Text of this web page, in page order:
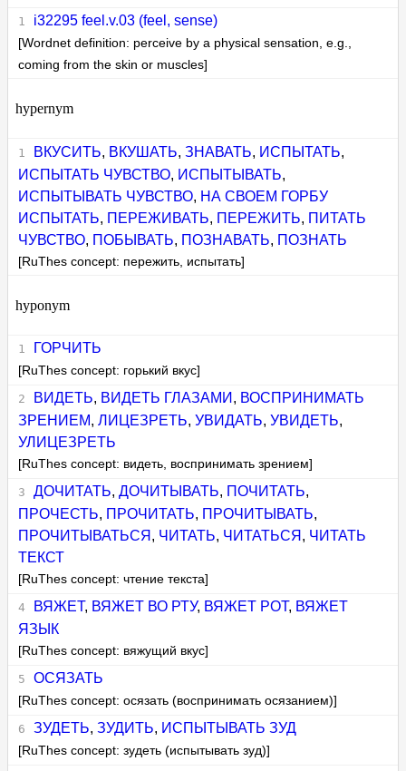
i32295 feel.v.03 (feel, sense)
[Wordnet definition: perceive by a physical sensation, e.g.,
coming from the skin or muscles]
hypernym
ВКУСИТЬ, ВКУШАТЬ, ЗНАВАТЬ, ИСПЫТАТЬ,
ИСПЫТАТЬ ЧУВСТВО, ИСПЫТЫВАТЬ,
ИСПЫТЫВАТЬ ЧУВСТВО, НА СВОЕМ ГОРБУ
ИСПЫТАТЬ, ПЕРЕЖИВАТЬ, ПЕРЕЖИТЬ, ПИТАТЬ
ЧУВСТВО, ПОБЫВАТЬ, ПОЗНАВАТЬ, ПОЗНАТЬ
[RuThes concept: пережить, испытать]
hyponym
ГОРЧИТЬ
[RuThes concept: горький вкус]
ВИДЕТЬ, ВИДЕТЬ ГЛАЗАМИ , ВОСПРИНИМАТЬ
ЗРЕНИЕМ,ЛИЦЕЗРЕТЬ,УВИДАТЬ,УВИДЕТЬ,
УЛИЦЕЗРЕТЬ
[RuThes concept: видеть, воспринимать зрением]
ДОЧИТАТЬ, ДОЧИТЫВАТЬ, ПОЧИТАТЬ,
ПРОЧЕСТЬ, ПРОЧИТАТЬ, ПРОЧИТЫВАТЬ,
ПРОЧИТЫВАТЬСЯ , ЧИТАТЬ, ЧИТАТЬСЯ , ЧИТАТЬ
ТЕКСТ
[RuThes concept: чтение текста]
ВЯЖЕТ, ВЯЖЕТ ВО РТУ, ВЯЖЕТ РОТ, ВЯЖЕТ
ЯЗЫК
[RuThes concept: вяжущий вкус]
ОСЯЗАТЬ
[RuThes concept: осязать (воспринимать осязанием)]
ЗУДЕТЬ, ЗУДИТЬ, ИСПЫТЫВАТЬ ЗУД
[RuThes concept: зудеть (испытывать зуд)]